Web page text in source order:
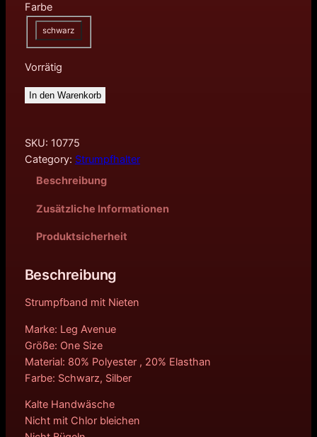
Farbe
schwarz
Vorrätig
In den Warenkorb
SKU: 10775
Category: Strumpfhalter
Beschreibung
Zusätzliche Informationen
Produktsicherheit
Beschreibung
Strumpfband mit Nieten
Marke: Leg Avenue
Größe: One Size
Material: 80% Polyester , 20% Elasthan
Farbe: Schwarz, Silber
Kalte Handwäsche
Nicht mit Chlor bleichen